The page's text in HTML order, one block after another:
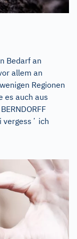
Bedarf an
allem an
Regionen
es auch aus
vergessʼ ich